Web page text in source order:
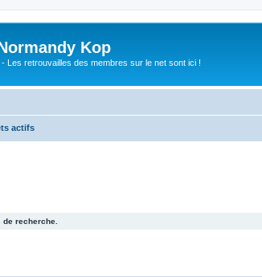
Kop
Les retrouvailles des membres sur le net sont ici !
actifs
recherche.